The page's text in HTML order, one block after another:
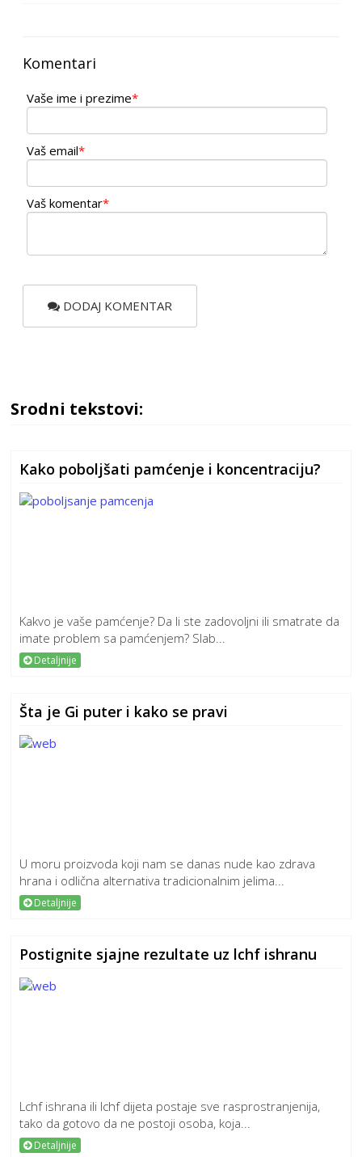
Komentari
Vaše ime i prezime*
Vaš email*
Vaš komentar*
DODAJ KOMENTAR
Srodni tekstovi:
Kako poboljšati pamćenje i koncentraciju?
Kakvo je vaše pamćenje? Da li ste zadovoljni ili smatrate da
imate problem sa pamćenjem? Slab...
Detaljnije
Šta je Gi puter i kako se pravi
U moru proizvoda koji nam se danas nude kao zdrava
hrana i odlična alternativa tradicionalnim jelima...
Detaljnije
Postignite sjajne rezultate uz lchf ishranu
Lchf ishrana ili lchf dijeta postaje sve rasprostranjenija,
tako da gotovo da ne postoji osoba, koja...
Detaljnije